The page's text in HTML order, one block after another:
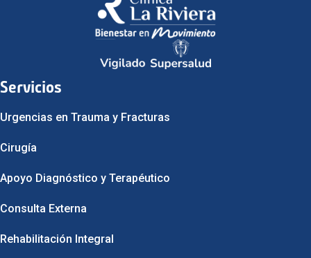
Servicios
Urgencias en Trauma y Fracturas
Cirugía
Apoyo Diagnóstico y Terapéutico
Consulta Externa
Rehabilitación Integral